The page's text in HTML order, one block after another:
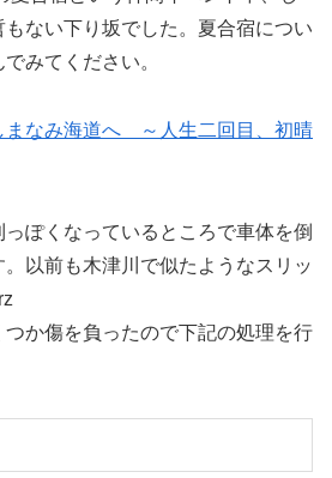
もない下り坂でした。夏合宿につい
みてください。
まなみ海道へ ～人生二回目、初晴
ぽくなっているところで車体を倒
以前も木津川で似たようなスリッ
か傷を負ったので下記の処理を行